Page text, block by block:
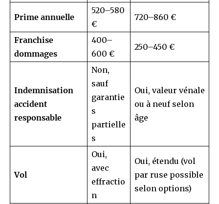
Prime annuelle
520–580
€
720–860 €
Franchise
dommages
400–
600 €
250–450 €
Indemnisation
accident
responsable
Non,
sauf
garantie
s
partielle
s
Oui, valeur vénale
ou à neuf selon
âge
Vol
Oui,
avec
effractio
n
Oui, étendu (vol
par ruse possible
selon options)